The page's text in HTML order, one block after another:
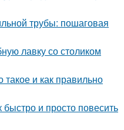
трубы: пошаговая
лавку со столиком
такое и как правильно
и просто повесить